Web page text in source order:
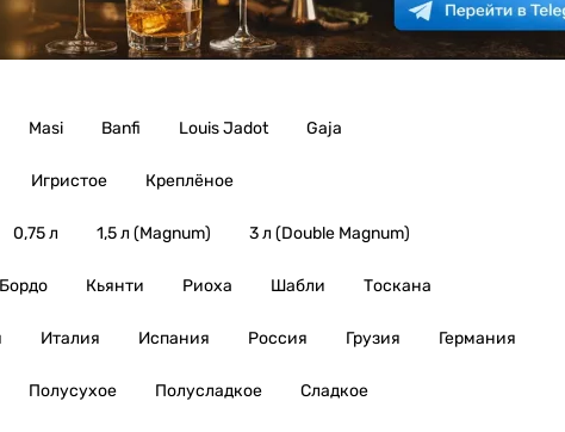
Masi Banfi Louis Jadot Gaja
Игристое Креплёное
0,75 л 1,5 л (Magnum) 3 л (Double Magnum)
Бордо Кьянти Риоха Шабли Тоскана
Италия Испания Россия Грузия Германия
Полусухое Полусладкое Сладкое